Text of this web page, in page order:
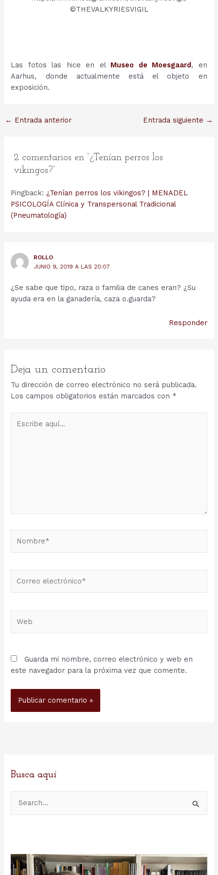
©THEVALKYRIESVIGIL
Las fotos las hice en el Museo de Moesgaard, en
Aarhus, donde actualmente está el objeto en
exposición.
Navegación
← Entrada anterior Entrada siguiente →
2 comentarios en “¿Tenían perros los
vikingos?”
Pingback:¿Tenían perros los vikingos? | MENADEL
PSICOLOGÍA Clínica y Transpersonal Tradicional
(Pneumatología)
ROLLO
JUNIO 9, 2019 A LAS 20:07
¿Se sabe que tipo, raza o familia de canes eran? ¿Su
ayuda era en la ganadería, caza o.guarda?
Responder
Deja un comentario
Tu dirección de correo electrónico no será publicada.
Los campos obligatorios están marcados con *
aquí...
electrónico*
Guarda mi nombre, correo electrónico y web en
este navegador para la próxima vez que comente.
Busca aquí
r
p